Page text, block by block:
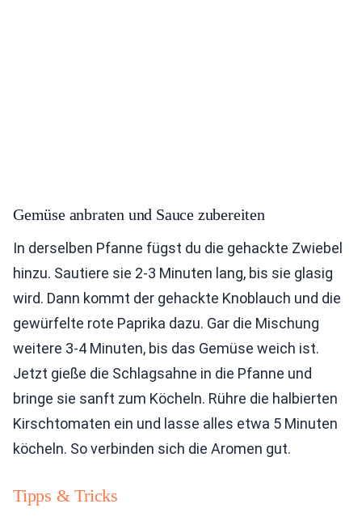
Gemüse anbraten und Sauce zubereiten
In derselben Pfanne fügst du die gehackte Zwiebel
hinzu. Sautiere sie 2-3 Minuten lang, bis sie glasig
wird. Dann kommt der gehackte Knoblauch und die
gewürfelte rote Paprika dazu. Gar die Mischung
weitere 3-4 Minuten, bis das Gemüse weich ist.
Jetzt gieße die Schlagsahne in die Pfanne und
bringe sie sanft zum Köcheln. Rühre die halbierten
Kirschtomaten ein und lasse alles etwa 5 Minuten
köcheln. So verbinden sich die Aromen gut.
Tipps & Tricks